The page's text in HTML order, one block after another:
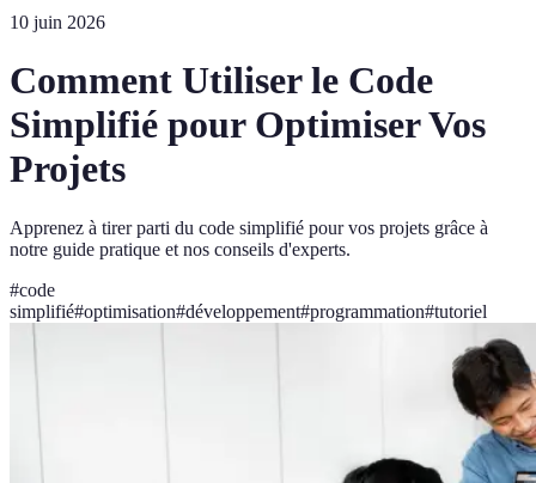
10 juin 2026
Comment Utiliser le Code
Simplifié pour Optimiser Vos
Projets
Apprenez à tirer parti du code simplifié pour vos projets grâce à
notre guide pratique et nos conseils d'experts.
#code
simplifié#optimisation#développement#programmation#tutoriel